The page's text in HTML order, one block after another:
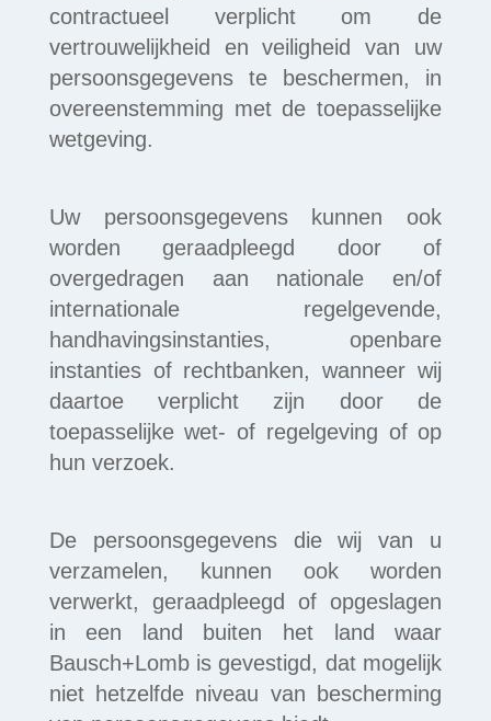
contractueel verplicht om de
vertrouwelijkheid en veiligheid van uw
persoonsgegevens te beschermen, in
overeenstemming met de toepasselijke
wetgeving.
Uw persoonsgegevens kunnen ook
worden geraadpleegd door of
overgedragen aan nationale en/of
internationale regelgevende,
handhavingsinstanties, openbare
instanties of rechtbanken, wanneer wij
daartoe verplicht zijn door de
toepasselijke wet- of regelgeving of op
hun verzoek.
De persoonsgegevens die wij van u
verzamelen, kunnen ook worden
verwerkt, geraadpleegd of opgeslagen
in een land buiten het land waar
Bausch+Lomb is gevestigd, dat mogelijk
niet hetzelfde niveau van bescherming